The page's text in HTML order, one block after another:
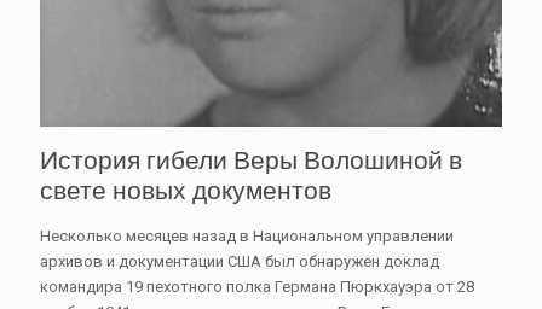
История гибели Веры Волошиной в
свете новых документов
Несколько месяцев назад в Национальном управлении
архивов и документации США был обнаружен доклад
командира 19 пехотного полка Германа Пюркхауэра от 28